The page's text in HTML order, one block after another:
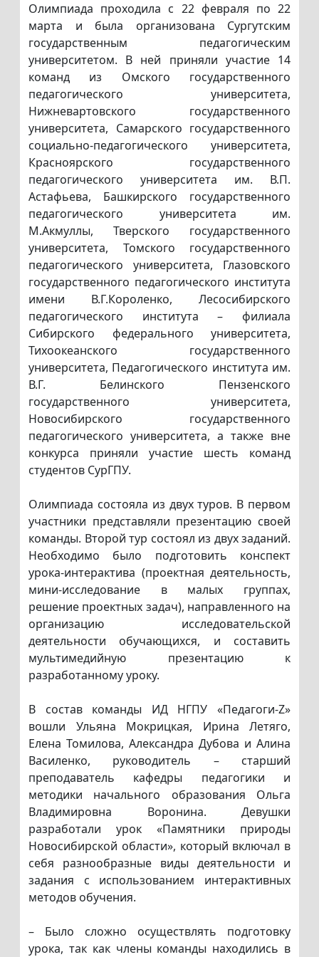
Олимпиада проходила с 22 февраля по 22
марта и была организована Сургутским
государственным педагогическим
университетом. В ней приняли участие 14
команд из Омского государственного
педагогического университета,
Нижневартовского государственного
университета, Самарского государственного
социально-педагогического университета,
Красноярского государственного
педагогического университета им. В.П.
Астафьева, Башкирского государственного
педагогического университета им.
М.Акмуллы, Тверского государственного
университета, Томского государственного
педагогического университета, Глазовского
государственного педагогического института
имени В.Г.Короленко, Лесосибирского
педагогического института – филиала
Сибирского федерального университета,
Тихоокеанского государственного
университета, Педагогического института им.
В.Г. Белинского Пензенского
государственного университета,
Новосибирского государственного
педагогического университета, а также вне
конкурса приняли участие шесть команд
студентов СурГПУ.
Олимпиада состояла из двух туров. В первом
участники представляли презентацию своей
команды. Второй тур состоял из двух заданий.
Необходимо было подготовить конспект
урока-интерактива (проектная деятельность,
мини-исследование в малых группах,
решение проектных задач), направленного на
организацию исследовательской
деятельности обучающихся, и составить
мультимедийную презентацию к
разработанному уроку.
В состав команды ИД НГПУ «Педагоги-Z»
вошли Ульяна Мокрицкая, Ирина Летяго,
Елена Томилова, Александра Дубова и Алина
Василенко, руководитель – старший
преподаватель кафедры педагогики и
методики начального образования Ольга
Владимировна Воронина. Девушки
разработали урок «Памятники природы
Новосибирской области», который включал в
себя разнообразные виды деятельности и
задания с использованием интерактивных
методов обучения.
– Было сложно осуществлять подготовку
урока, так как члены команды находились в